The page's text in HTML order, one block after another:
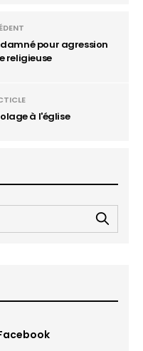
pour agression
religieuse
à l'église